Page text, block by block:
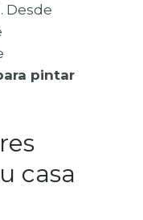
Desde
pintar
casa